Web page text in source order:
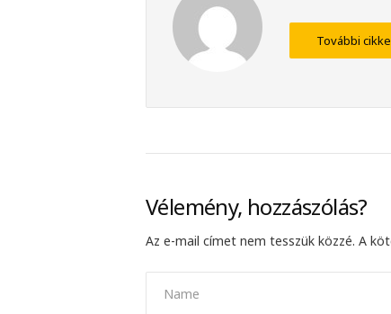
További
Vélemény, hozzászólás?
Az e-mail címet nem tesszük közzé. A